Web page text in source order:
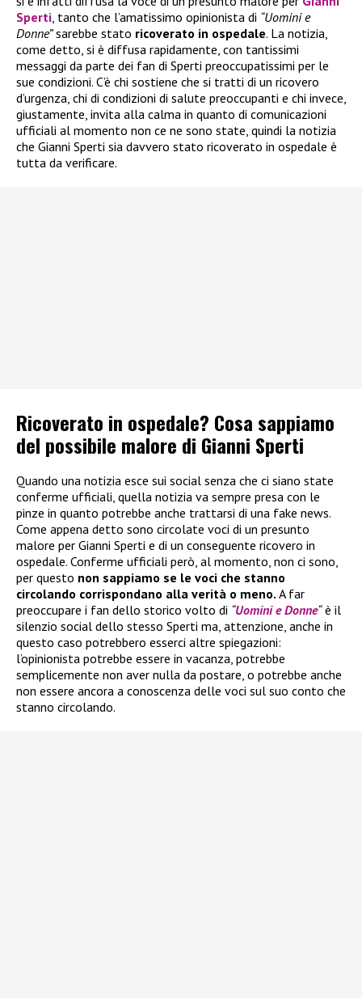
Sperti, tanto che l’amatissimo opinionista di “Uomini e
Donne”sarebbe stato ricoverato in ospedale. La notizia,
come detto, si è diffusa rapidamente, con tantissimi
messaggi da parte dei fan di Sperti preoccupatissimi per le
sue condizioni. C’è chi sostiene che si tratti di un ricovero
d’urgenza, chi di condizioni di salute preoccupanti e chi invece,
giustamente, invita alla calma in quanto di comunicazioni
ufficiali al momento non ce ne sono state, quindi la notizia
che Gianni Sperti sia davvero stato ricoverato in ospedale è
tutta da verificare.
Ricoverato in ospedale? Cosa sappiamo
del possibile malore di Gianni Sperti
Quando una notizia esce sui social senza che ci siano state
conferme ufficiali, quella notizia va sempre presa con le
pinze in quanto potrebbe anche trattarsi di una fake news.
Come appena detto sono circolate voci di un presunto
malore per Gianni Sperti e di un conseguente ricovero in
ospedale. Conferme ufficiali però, al momento, non ci sono,
per questo non sappiamo se le voci che stanno
circolando corrispondano alla verità o meno. A far
preoccupare i fan dello storico volto di “Uomini e Donne“è il
silenzio social dello stesso Sperti ma, attenzione, anche in
questo caso potrebbero esserci altre spiegazioni:
l’opinionista potrebbe essere in vacanza, potrebbe
semplicemente non aver nulla da postare, o potrebbe anche
non essere ancora a conoscenza delle voci sul suo conto che
stanno circolando.